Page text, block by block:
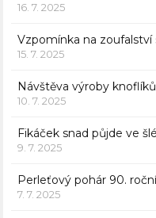
16. 7. 2025
Vzpomínka na
15. 7. 2025
Návštěva výroby
10. 7. 2025
Fikáček snad půjde ve
9. 7. 2025
Perleťový pohár 90.
7. 7. 2025